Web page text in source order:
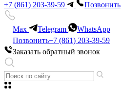
+7 (861) 203-39-59
Позвонить
Max Telegram
WhatsApp
Позвонить+7 (861) 203-39-59
Заказать обратный звонок